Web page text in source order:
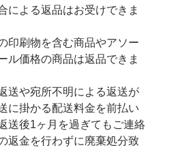
による返品はお受けできま
印刷物を含む商品やアソー
ル価格の商品は返品できま
送や宛所不明による返送が
に掛かる配送料金を前払い
送後1ヶ月を過ぎてもご連絡
返金を行わずに廃棄処分致